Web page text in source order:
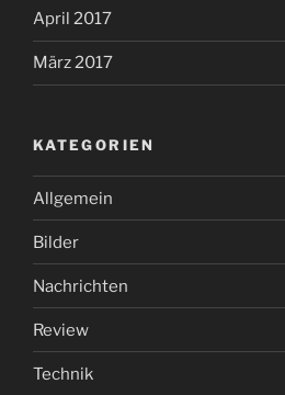
April 2017
März 2017
KATEGORIEN
Allgemein
Bilder
Nachrichten
Review
Technik